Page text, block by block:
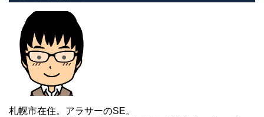
札幌市在住。アラサーのSE。